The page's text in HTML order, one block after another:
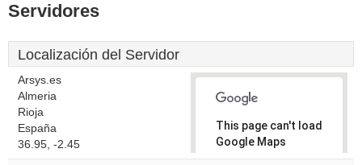
Servidores
Localización del Servidor
Arsys.es
Almeria
Rioja
España
36.95, -2.45
This page can't load
Google Maps
correctly.